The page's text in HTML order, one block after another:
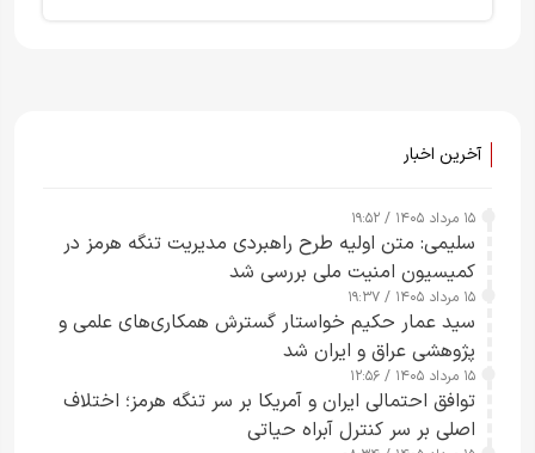
آخرین اخبار
۱۵ مرداد ۱۴۰۵ / ۱۹:۵۲
سلیمی: متن اولیه طرح راهبردی مدیریت تنگه هرمز در
کمیسیون امنیت ملی بررسی شد
۱۵ مرداد ۱۴۰۵ / ۱۹:۳۷
سید عمار حکیم خواستار گسترش همکاری‌های علمی و
پژوهشی عراق و ایران شد
۱۵ مرداد ۱۴۰۵ / ۱۲:۵۶
توافق احتمالی ایران و آمریکا بر سر تنگه هرمز؛ اختلاف
اصلی بر سر کنترل آبراه حیاتی